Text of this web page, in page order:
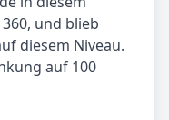
und blieb
diesem Niveau.
auf 100